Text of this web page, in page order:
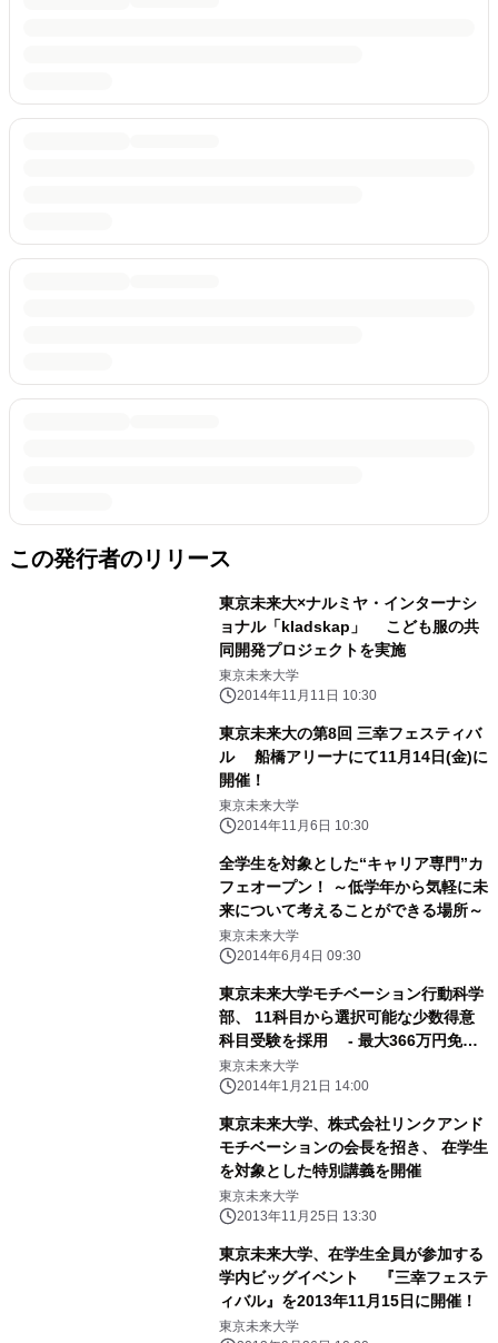
この発行者のリリース
東京未来大×ナルミヤ・インターナシ
ョナル「kladskap」 こども服の共
同開発プロジェクトを実施
東京未来大学
2014年11月11日 10:30
東京未来大の第8回 三幸フェスティバ
ル 船橋アリーナにて11月14日(金)に
開催！
東京未来大学
2014年11月6日 10:30
全学生を対象とした“キャリア専門”カ
フェオープン！ ～低学年から気軽に未
来について考えることができる場所～
東京未来大学
2014年6月4日 09:30
東京未来大学モチベーション行動科学
部、 11科目から選択可能な少数得意
科目受験を採用 - 最大366万円免除
の奨学金制度入試も実施 -
東京未来大学
2014年1月21日 14:00
東京未来大学、株式会社リンクアンド
モチベーションの会長を招き、 在学生
を対象とした特別講義を開催
東京未来大学
2013年11月25日 13:30
東京未来大学、在学生全員が参加する
学内ビッグイベント 『三幸フェステ
ィバル』を2013年11月15日に開催！
東京未来大学